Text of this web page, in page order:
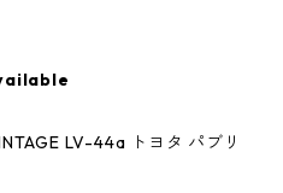
LV-44a トヨタ パブリ